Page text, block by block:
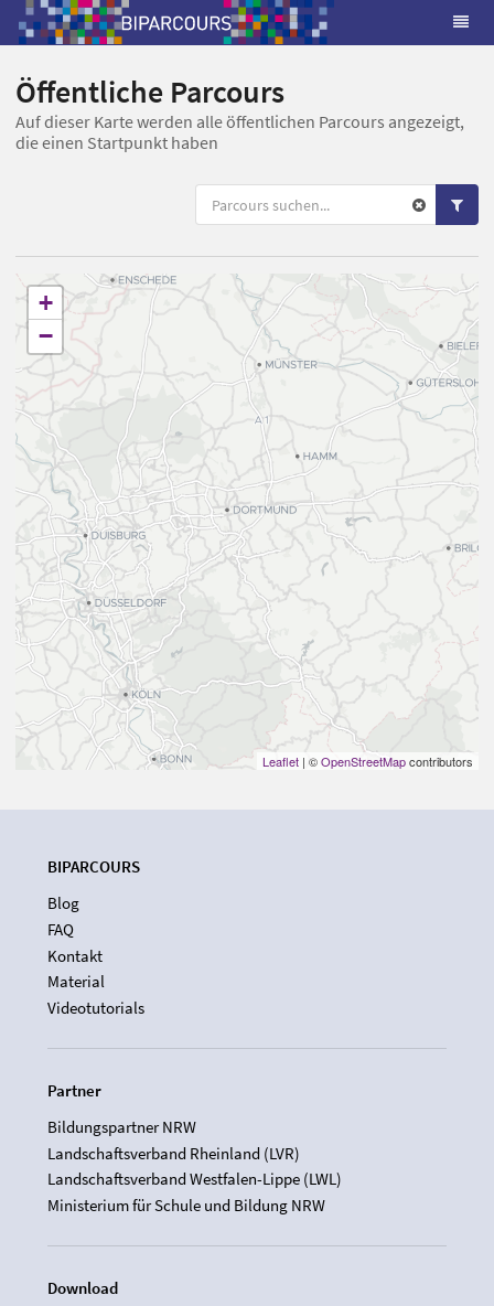
Öffentliche Parcours
Auf dieser Karte werden alle öffentlichen Parcours angezeigt,
die einen Startpunkt haben
+
−
Leaflet | ©OpenStreetMapcontributors
BIPARCOURS
Blog
FAQ
Kontakt
Material
Videotutorials
Partner
Bildungspartner NRW
Landschaftsverband Rheinland (LVR)
Landschaftsverband Westfalen-Lippe (LWL)
Ministerium für Schule und Bildung NRW
Download